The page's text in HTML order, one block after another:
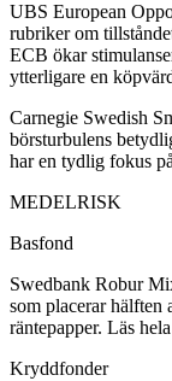
UBS European
rubriker om
ECB ökar
ytterligare en
Carnegie Swedish
börsturbulens
har en tydlig fokus
MEDELRISK
Basfond
Swedbank Robur
som placerar hälften
räntepapper. Läs
Kryddfonder